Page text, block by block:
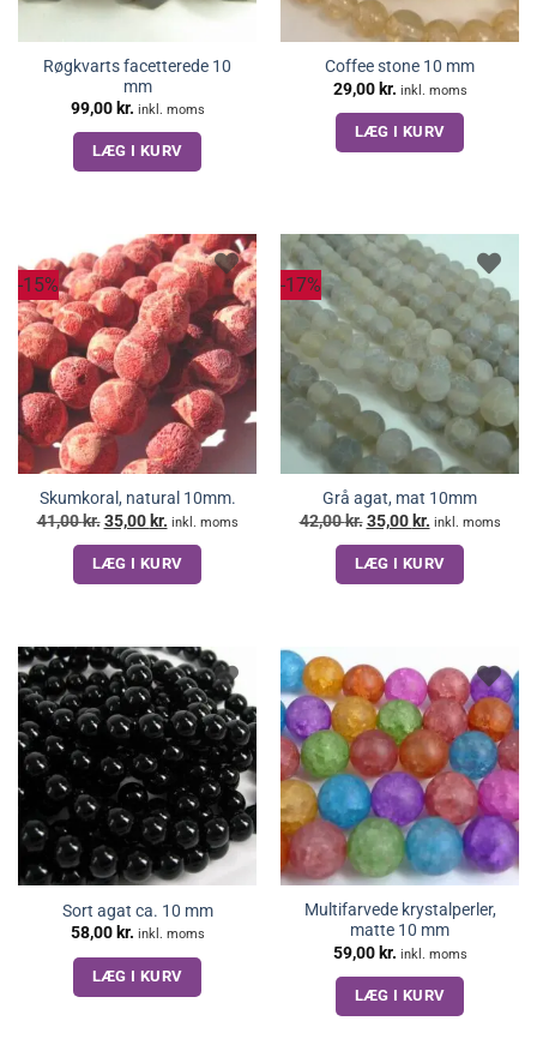
Røgkvarts facetterede 10
mm
99,00 kr. inkl. moms
LÆG I KURV
Coffee stone 10 mm
29,00 kr. inkl. moms
LÆG I KURV
-15%
Skumkoral, natural 10mm.
41,00kr. Den
oprindelige
pris
var:
41,00 kr..
35,00 kr. Den
aktuelle
pris
er:
35,00 kr..
inkl. moms
LÆG I KURV
-17%
Grå agat, mat 10mm
42,00kr. Den
oprindelige
pris
var:
42,00 kr..
35,00 kr. Den
aktuelle
pris
er:
35,00 kr..
inkl. moms
LÆG I KURV
Sort agat ca. 10 mm
58,00 kr. inkl. moms
LÆG I KURV
Multifarvede krystalperler,
matte 10 mm
59,00 kr. inkl. moms
LÆG I KURV